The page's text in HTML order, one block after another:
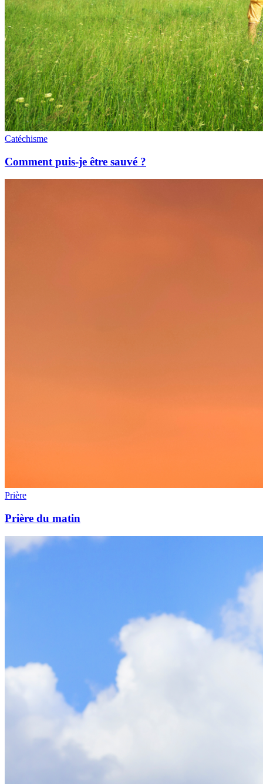
Catéchisme
Comment puis-je être sauvé ?
Prière
Prière du matin